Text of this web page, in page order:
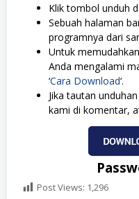
Klik tombol unduh
Sebuah halaman
programnya dari
Untuk
Anda mengalami
‘Cara Download‘.
Jika tautan
kami di komentar,
Post Views: 1,296